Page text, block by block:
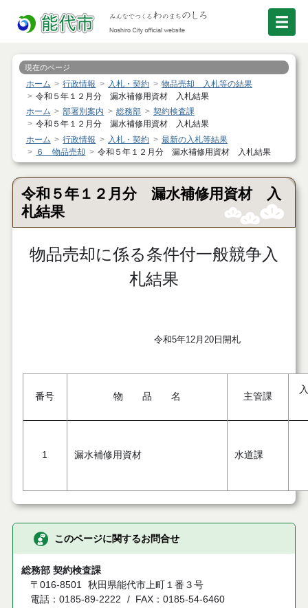
現在のページ
ホーム 行政情報 入札・契約
物品売却 入札等の結果
令和５年１２月分 漏水補修用資材 入札結果
ホーム
部署別案内 総務部
契約検査課
令和５年１２月分 漏水補修用資材 入札結果
ホーム
行政情報 入札・契約
最新の入札等結果
６ 物品売却
令和５年１２月分 漏水補修用資材 入札結果
令和５年１２月分 漏水補修用資材 入
札結果
物品売却に係る条件付一般競争入
札結果
令和5年12月20日開札
番号 物 品 名 主管課
1 漏水補修用資材 水道課
このページに関するお問合せ
総務部 契約検査課
〒016-8501 秋田県能代市上町１番３号
電話：0185-89-2222
FAX：0185-54-6460